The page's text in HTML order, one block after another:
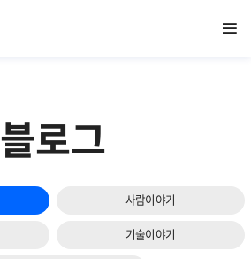
열기
블로그
사람이야기
기술이야기